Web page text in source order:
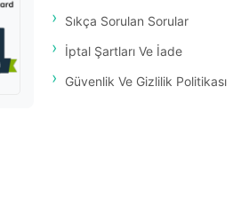
Sıkça Sorulan Sorular
İptal Şartları Ve İade
Güvenlik Ve Gizlilik Politikası